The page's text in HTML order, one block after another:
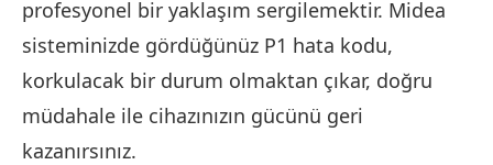
profesyonel bir yaklaşım sergilemektir. Midea
sisteminizde gördüğünüz P1 hata kodu,
korkulacak bir durum olmaktan çıkar, doğru
müdahale ile cihazınızın gücünü geri
kazanırsınız.